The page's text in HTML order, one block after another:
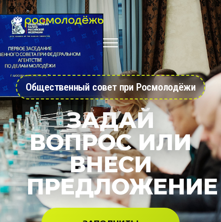
Общественный совет при Росмолодёжи
ЗАДАЙ
ВОПРОС ИЛИ
ВНЕСИ
ПРЕДЛОЖЕНИЕ